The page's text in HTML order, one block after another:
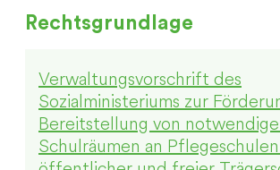
Rechtsgrundlage
Verwaltungsvorschrift des
Sozialministeriums zur
Bereitstellung von
Schulräumen an